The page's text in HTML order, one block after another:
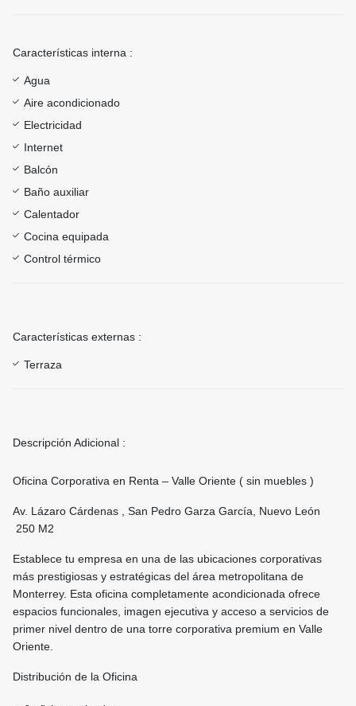
Características interna :
Agua
Aire acondicionado
Electricidad
Internet
Balcón
Baño auxiliar
Calentador
Cocina equipada
Control térmico
Características externas :
Terraza
Descripción Adicional :
Oficina Corporativa en Renta – Valle Oriente ( sin muebles )
Av. Lázaro Cárdenas , San Pedro Garza García, Nuevo León
250 M2
Establece tu empresa en una de las ubicaciones corporativas
más prestigiosas y estratégicas del área metropolitana de
Monterrey. Esta oficina completamente acondicionada ofrece
espacios funcionales, imagen ejecutiva y acceso a servicios de
primer nivel dentro de una torre corporativa premium en Valle
Oriente.
Distribución de la Oficina